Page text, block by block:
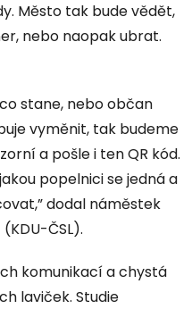
Město tak bude vědět,
nebo naopak ubrat.
stane, nebo občan
vyměnit, tak budeme
a pošle i ten QR kód.
popelnici se jedná a
dodal náměstek
ČSL).
komunikací a chystá
laviček. Studie